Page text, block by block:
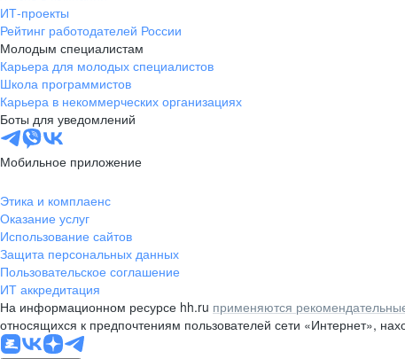
ИТ-проекты
Рейтинг работодателей России
Молодым специалистам
Карьера для молодых специалистов
Школа программистов
Карьера в некоммерческих организациях
Боты для уведомлений
Мобильное приложение
Этика и комплаенс
Оказание услуг
Использование сайтов
Защита персональных данных
Пользовательское соглашение
ИТ аккредитация
На информационном ресурсе hh.ru применяются
относящихся к предпочтениям пользователей сети «Интернет»,